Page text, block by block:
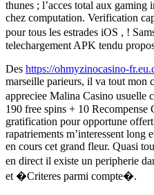
thunes ; l’acces total aux gaming
chez computation. Verification
pour tous les estrades iOS , !
telechargement APK tendu
Des https://ohmyzinocasino-
marseille parieurs, il va tout mon
appreciee Malina Casino usuelle
190 free spins + 10
gratification pour opportune
rapatriements m’interessent long
en cours cet grand fleur. Quasi
en direct il existe un peripherie
et �Criteres parmi compte�.